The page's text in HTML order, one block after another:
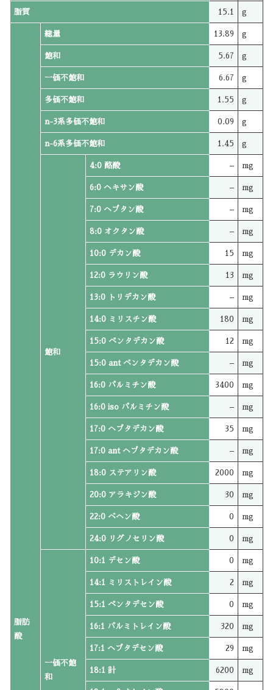
脂質 15.1 g
脂肪
酸
総量 13.89 g
飽和 5.67 g
一価不飽和 6.67 g
多価不飽和 1.55 g
n-3系多価不飽和 0.09 g
n-6系多価不飽和 1.45 g
飽和
4:0 酪酸 – mg
6:0 ヘキサン酸 – mg
7:0 ヘプタン酸 – mg
8:0 オクタン酸 – mg
10:0 デカン酸 15 mg
12:0 ラウリン酸 13 mg
13:0 トリデカン酸 – mg
14:0 ミリスチン酸 180 mg
15:0 ペンタデカン酸 12 mg
15:0 ant ペンタデカン酸 – mg
16:0 パルミチン酸 3400 mg
16:0 iso パルミチン酸 – mg
17:0 ヘプタデカン酸 35 mg
17:0 ant ヘプタデカン酸 – mg
18:0 ステアリン酸 2000 mg
20:0 アラキジン酸 30 mg
22:0 ベヘン酸 0 mg
24:0 リグノセリン酸 0 mg
一価不飽
和
10:1 デセン酸 0 mg
14:1 ミリストレイン酸 2 mg
15:1 ペンタデセン酸 0 mg
16:1 パルミトレイン酸 320 mg
17:1 ヘプタデセン酸 29 mg
18:1 計 6200 mg